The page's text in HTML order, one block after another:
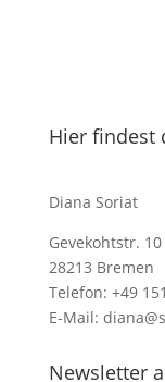
Hier findest
Diana Soriat
Gevekohtstr. 10
28213 Bremen
Telefon: +49
E-Mail:
Newsletter